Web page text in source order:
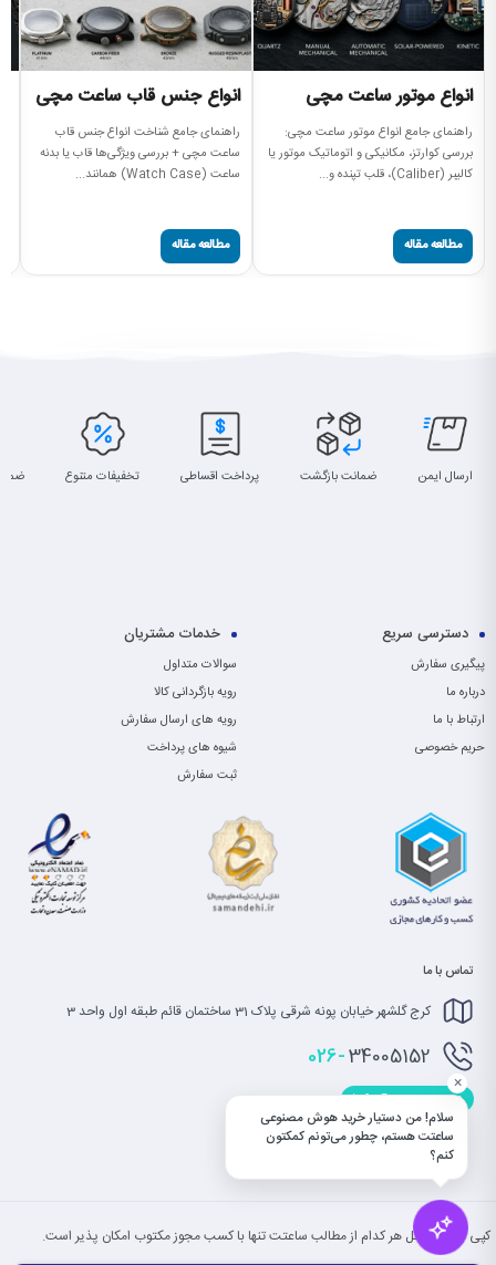
انواع موتور ساعت مچی
راهنمای جامع انواع موتور ساعت مچی:
بررسی کوارتز، مکانیکی و اتوماتیک موتور یا
کالیبر (Caliber)، قلب تپنده و...
مطالعه مقاله
انواع جنس قاب ساعت مچی
راهنمای جامع شناخت انواع جنس قاب
ساعت مچی + بررسی ویژگی‌ها قاب یا بدنه
ساعت (Watch Case) همانند...
مطالعه مقاله
ارسال ایمن ضمانت بازگشت پرداخت اقساطی تخفیفات متنوع
دسترسی سریع
پیگیری سفارش
درباره ما
ارتباط با ما
حریم خصوصی
خدمات مشتریان
سوالات متداول
رویه بازگردانی کالا
رویه های ارسال سفارش
شیوه های پرداخت
ثبت سفارش
تماس با ما
کرج گلشهر خیابان پونه شرقی پلاک 31 ساختمان قائم طبقه اول واحد 3
026-34005152
info@saatet.com
کپی بخش یا کل هر کدام از مطالب ساعتت تنها با کسب مجوز مکتوب امکان پذیر است.
سلام! من دستیار خرید هوش مصنوعی
ساعتت هستم، چطور می‌تونم کمکتون
کنم؟
×